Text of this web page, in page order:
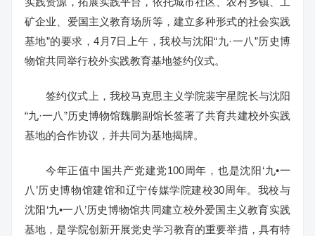
矿企业、爱国主义教育场所等，建立多种形式的社会实践
基地”的要求，4月7日上午，我校与沈阳“九·一八”历史博
物馆共同举行校外实践教育基地签约仪式。
签约仪式上，我校马克思主义学院裴宇星院长与沈阳
“九·一八”历史博物馆魏鹏副馆长签署了共育共建校外实践
基地的合作协议，并共同为基地揭牌。
今年正值中国共产党建党100周年，也是沈阳‘九•一
八’历史博物馆建馆和辽宁传媒学院建校30周年。我校与
沈阳‘九•一八’历史博物馆共同建立校外爱国主义教育实践
基地，是学院创新开展党史学习教育的重要举措，具有特